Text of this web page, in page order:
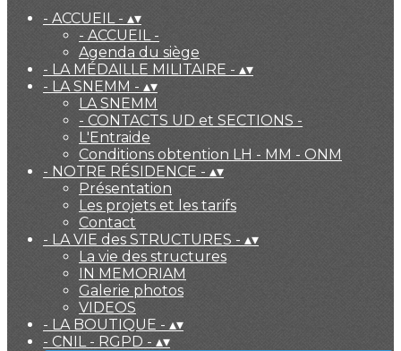
- ACCUEIL - ▴▾
- ACCUEIL -
Agenda du siège
- LA MÉDAILLE MILITAIRE - ▴▾
- LA SNEMM - ▴▾
LA SNEMM
- CONTACTS UD et SECTIONS -
L'Entraide
Conditions obtention LH - MM - ONM
- NOTRE RÉSIDENCE - ▴▾
Présentation
Les projets et les tarifs
Contact
- LA VIE des STRUCTURES - ▴▾
La vie des structures
IN MEMORIAM
Galerie photos
VIDEOS
- LA BOUTIQUE - ▴▾
- CNIL - RGPD - ▴▾